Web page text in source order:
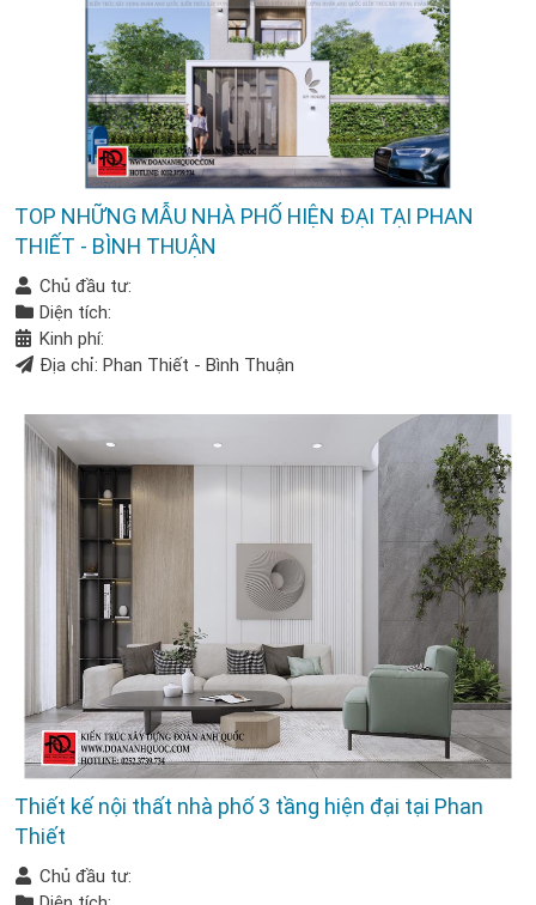
TOP NHỮNG MẪU NHÀ PHỐ HIỆN ĐẠI TẠI PHAN
THIẾT - BÌNH THUẬN
Chủ đầu tư:
Diện tích:
Kinh phí:
Địa chỉ: Phan Thiết - Bình Thuận
Thiết kế nội thất nhà phố 3 tầng hiện đại tại Phan
Thiết
Chủ đầu tư: